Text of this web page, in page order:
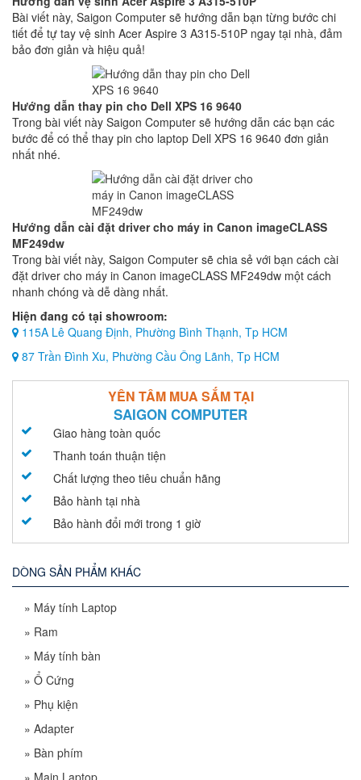
Bài viết này, Saigon Computer sẽ hướng dẫn bạn từng bước chi
tiết để tự tay vệ sinh Acer Aspire 3 A315-510P ngay tại nhà, đảm
bảo đơn giản và hiệu quả!
Hướng dẫn thay pin cho Dell XPS 16 9640
Trong bài viết này Saigon Computer sẽ hướng dẫn các bạn các
bước để có thể thay pin cho laptop Dell XPS 16 9640 đơn giản
nhất nhé.
Hướng dẫn cài đặt driver cho máy in Canon imageCLASS
MF249dw
Trong bài viết này, Saigon Computer sẽ chia sẻ với bạn cách cài
đặt driver cho máy in Canon imageCLASS MF249dw một cách
nhanh chóng và dễ dàng nhất.
Hiện đang có tại showroom:
115A Lê Quang Định, Phường Bình Thạnh, Tp HCM
87 Trần Đình Xu, Phường Cầu Ông Lãnh, Tp HCM
YÊN TÂM MUA SẮM TẠI
SAIGON COMPUTER
Giao hàng toàn quốc
Thanh toán thuận tiện
Chất lượng theo tiêu chuẩn hãng
Bảo hành tại nhà
Bảo hành đổi mới trong 1 giờ
DÒNG SẢN PHẨM KHÁC
» Máy tính Laptop
» Ram
» Máy tính bàn
» Ổ Cứng
» Phụ kiện
» Adapter
» Bàn phím
» Main Laptop